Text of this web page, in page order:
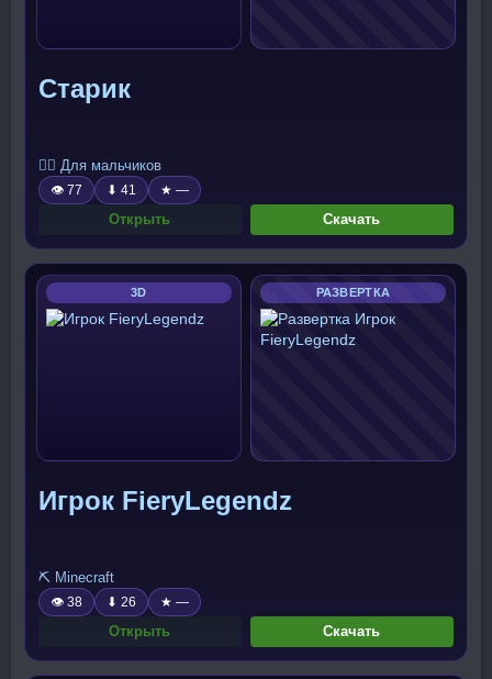
Старик
🧍‍♂️ Для мальчиков
👁 77 ⬇ 41 ★ —
Открыть Скачать
3D РАЗВЕРТКА
Игрок FieryLegendz
⛏️ Minecraft
👁 38 ⬇ 26 ★ —
Открыть Скачать